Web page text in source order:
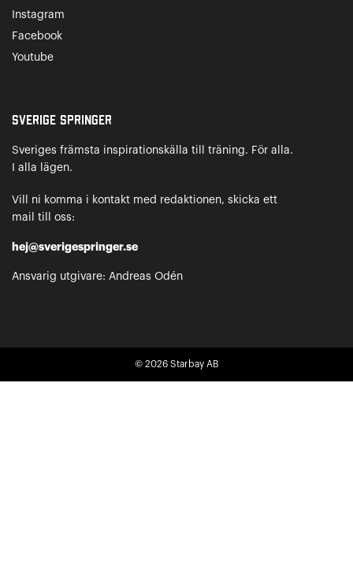
Instagram
Facebook
Youtube
Sverige Springer
Sveriges främsta inspirationskälla till träning. För alla.
I alla lägen.
Vill ni komma i kontakt med redaktionen, skicka ett
mail till oss:
hej@sverigespringer.se
Ansvarig utgivare: Andreas Odén
© 2026 Starbay AB